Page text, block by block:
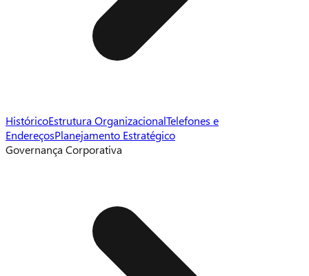
HistóricoEstrutura OrganizacionalTelefones e
EndereçosPlanejamento Estratégico
Governança Corporativa